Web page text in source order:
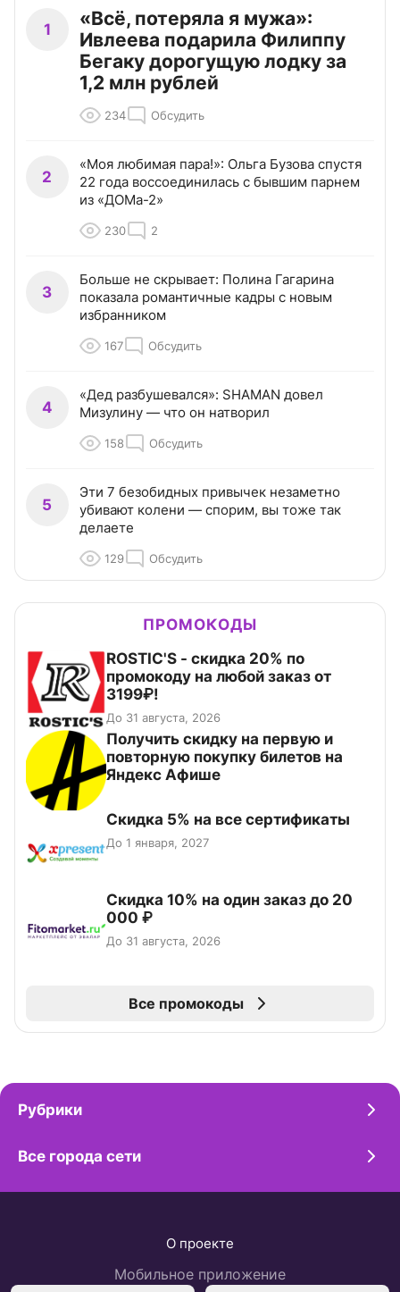
1
«Всё, потеряла я мужа»:
Ивлеева подарила Филиппу
Бегаку дорогущую лодку за
1,2 млн рублей
234 Обсудить
2
«Моя любимая пара!»: Ольга Бузова спустя
22 года воссоединилась с бывшим парнем
из «ДОМа-2»
230 2
3
Больше не скрывает: Полина Гагарина
показала романтичные кадры с новым
избранником
167 Обсудить
4
«Дед разбушевался»: SHAMAN довел
Мизулину — что он натворил
158 Обсудить
5
Эти 7 безобидных привычек незаметно
убивают колени — спорим, вы тоже так
делаете
129 Обсудить
ПРОМОКОДЫ
ROSTIC'S - скидка 20% по
промокоду на любой заказ от
3199₽!
До 31 августа, 2026
Получить скидку на первую и
повторную покупку билетов на
Яндекс Афише
Скидка 5% на все сертификаты
До 1 января, 2027
Скидка 10% на один заказ до 20
000 ₽
До 31 августа, 2026
Все промокоды
Рубрики
Все города сети
О проекте
Мобильное приложение